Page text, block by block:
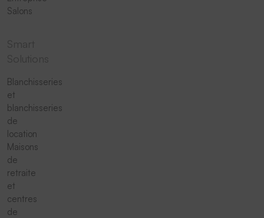
Salons
Blanchisseries
et
blanchisseries
de
location
Maisons
de
retraite
et
centres
de